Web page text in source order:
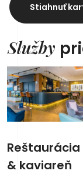
Stiahnuť
Služby
Reštaurácia
& kaviareň